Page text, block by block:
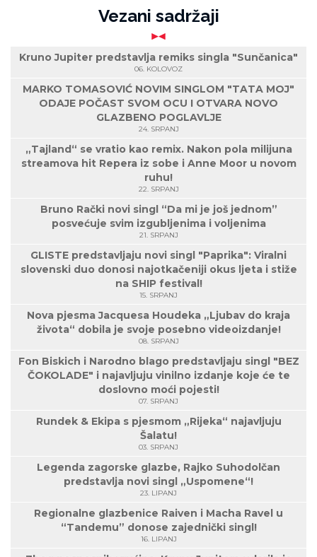
Vezani sadržaji
Kruno Jupiter predstavlja remiks singla "Sunčanica"
06. KOLOVOZ
MARKO TOMASOVIĆ NOVIM SINGLOM "TATA MOJ"
ODAJE POČAST SVOM OCU I OTVARA NOVO
GLAZBENO POGLAVLJE
24. SRPANJ
„Tajland“ se vratio kao remix. Nakon pola milijuna
streamova hit Repera iz sobe i Anne Moor u novom
ruhu!
22. SRPANJ
Bruno Rački novi singl “Da mi je još jednom”
posvećuje svim izgubljenima i voljenima
21. SRPANJ
GLISTE predstavljaju novi singl "Paprika": Viralni
slovenski duo donosi najotkačeniji okus ljeta i stiže
na SHIP festival!
15. SRPANJ
Nova pjesma Jacquesa Houdeka „Ljubav do kraja
života“ dobila je svoje posebno videoizdanje!
08. SRPANJ
Fon Biskich i Narodno blago predstavljaju singl "BEZ
ČOKOLADE" i najavljuju vinilno izdanje koje će te
doslovno moći pojesti!
07. SRPANJ
Rundek & Ekipa s pjesmom „Rijeka“ najavljuju
Šalatu!
03. SRPANJ
Legenda zagorske glazbe, Rajko Suhodolčan
predstavlja novi singl „Uspomene“!
23. LIPANJ
Regionalne glazbenice Raiven i Macha Ravel u
“Tandemu” donose zajednički singl!
16. LIPANJ